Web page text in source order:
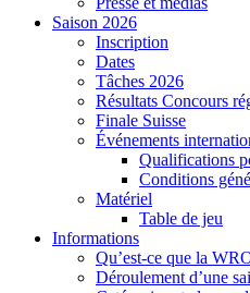
Saison 2026
Inscription
Dates
Tâches 2026
Résultats Concours
Finale Suisse
Événements
Qualifications
Conditions
Matériel
Table de jeu
Informations
Qu’est-ce que la
Déroulement d’une